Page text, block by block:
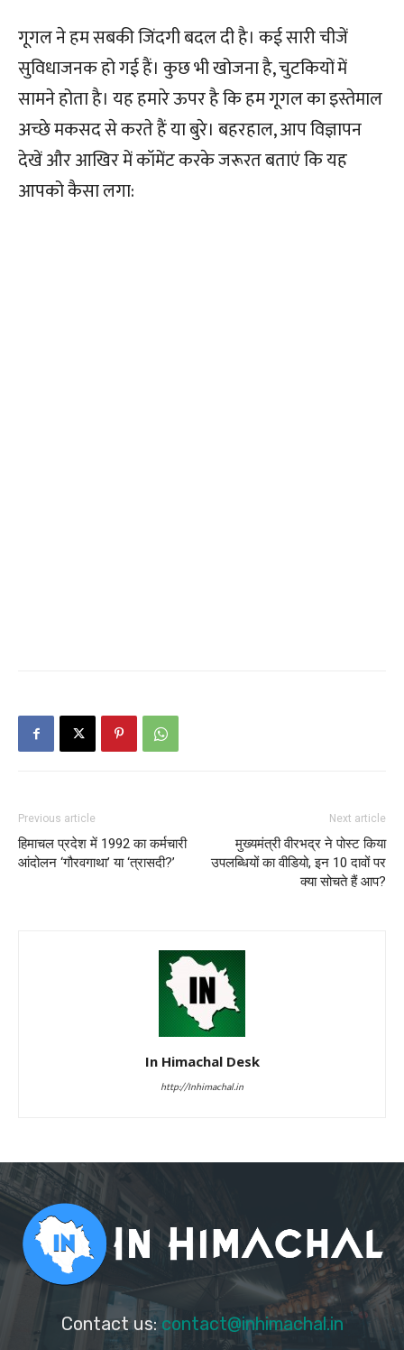
गूगल ने हम सबकी जिंदगी बदल दी है। कई सारी चीजें
सुविधाजनक हो गई हैं। कुछ भी खोजना है, चुटकियों में
सामने होता है। यह हमारे ऊपर है कि हम गूगल का इस्तेमाल
अच्छे मकसद से करते हैं या बुरे। बहरहाल, आप विज्ञापन
देखें और आखिर में कॉमेंट करके जरूरत बताएं कि यह
आपको कैसा लगा:
Previous article
हिमाचल प्रदेश में 1992 का कर्मचारी
आंदोलन ‘गौरवगाथा’ या ‘त्रासदी?’
Next article
मुख्यमंत्री वीरभद्र ने पोस्ट किया
उपलब्धियों का वीडियो, इन 10 दावों पर
क्या सोचते हैं आप?
In Himachal Desk
http://Inhimachal.in
Contact us: contact@inhimachal.in